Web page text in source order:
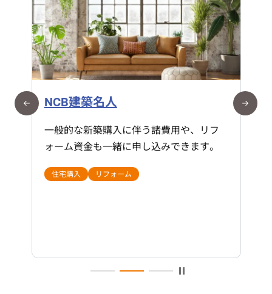
銀行および保証会社所定の審査の結果、ご希望に添え
ない場合がございますので、あらかじめご了承くださ
い。
ご利用いただけるお客さま
お申込時の年齢が満20歳以上満70歳以下で、完
済時の年齢が満84歳以下のお客さま（地銀協一
般団信の場合）
11疾病団信の場合は、お申込時の年齢が満20歳以
ま
当行に給与振込をご指定のお客さま（または、
新たにご指定いただけるお客さま）
NCB建築名人
一般的な新築購入に伴う諸費用や、リフ
ォーム資金も一緒に申し込みできます。
住宅購入 リフォーム